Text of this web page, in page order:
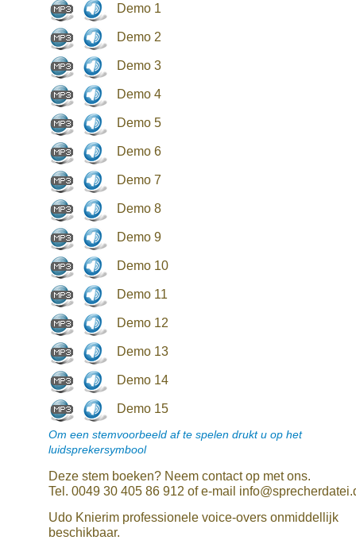
Demo 1
Demo 2
Demo 3
Demo 4
Demo 5
Demo 6
Demo 7
Demo 8
Demo 9
Demo 10
Demo 11
Demo 12
Demo 13
Demo 14
Demo 15
Om een stemvoorbeeld af te spelen drukt u op het
luidsprekersymbool
Deze stem boeken? Neem contact op met ons.
Tel. 0049 30 405 86 912 of e-mail
Udo Knierim professionele voice-overs onmiddellijk
beschikbaar.